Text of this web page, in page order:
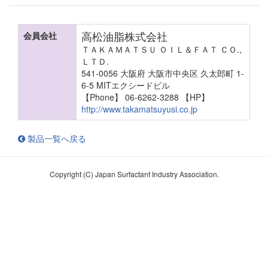
会員会社 高松油脂株式会社
ＴＡＫＡＭＡＴＳＵ ＯＩＬ＆ＦＡＴ ＣＯ.,
ＬＴＤ.
541-0056 大阪府 大阪市中央区 久太郎町 1-
6-5 MITエクシードビル
【Phone】 06-6262-3288
【HP】
http://www.takamatsuyusi.co.jp
製品一覧へ戻る
Copyright (C) Japan Surfactant Industry Association.